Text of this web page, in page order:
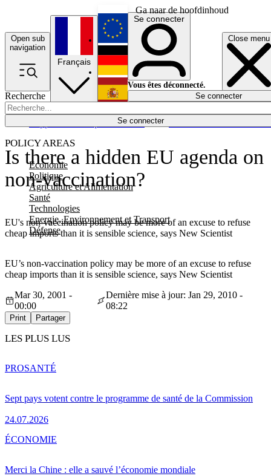
Ga naar de hoofdinhoud
Open sub
navigation
Close menu
Recherche
Se connecter
POLICY AREAS
Economie
Politique
Agriculture et Alimentation
Santé
Technologies
Energie, Environnement et Transport
Défense
Économie
Français
English
Deutsch
Español
Se connecter
Vous êtes déconnecté.
Se connecter
Is there a hidden EU agenda on
non-vaccination?
EU's non-vaccination policy may be more of an excuse to refuse
cheap imports than it is sensible science, says New Scientist
EU’s non-vaccination policy may be more of an excuse to refuse
cheap imports than it is sensible science, says New Scientist
Mar 30, 2001 -
00:00
Dernière mise à jour: Jan 29, 2010 -
08:22
Print Partager
LES PLUS LUS
Sept pays votent contre le programme de santé de la Commission
24.07.2026
PROSANTÉ
Merci la Chine : elle a sauvé l’économie mondiale
ÉCONOMIE